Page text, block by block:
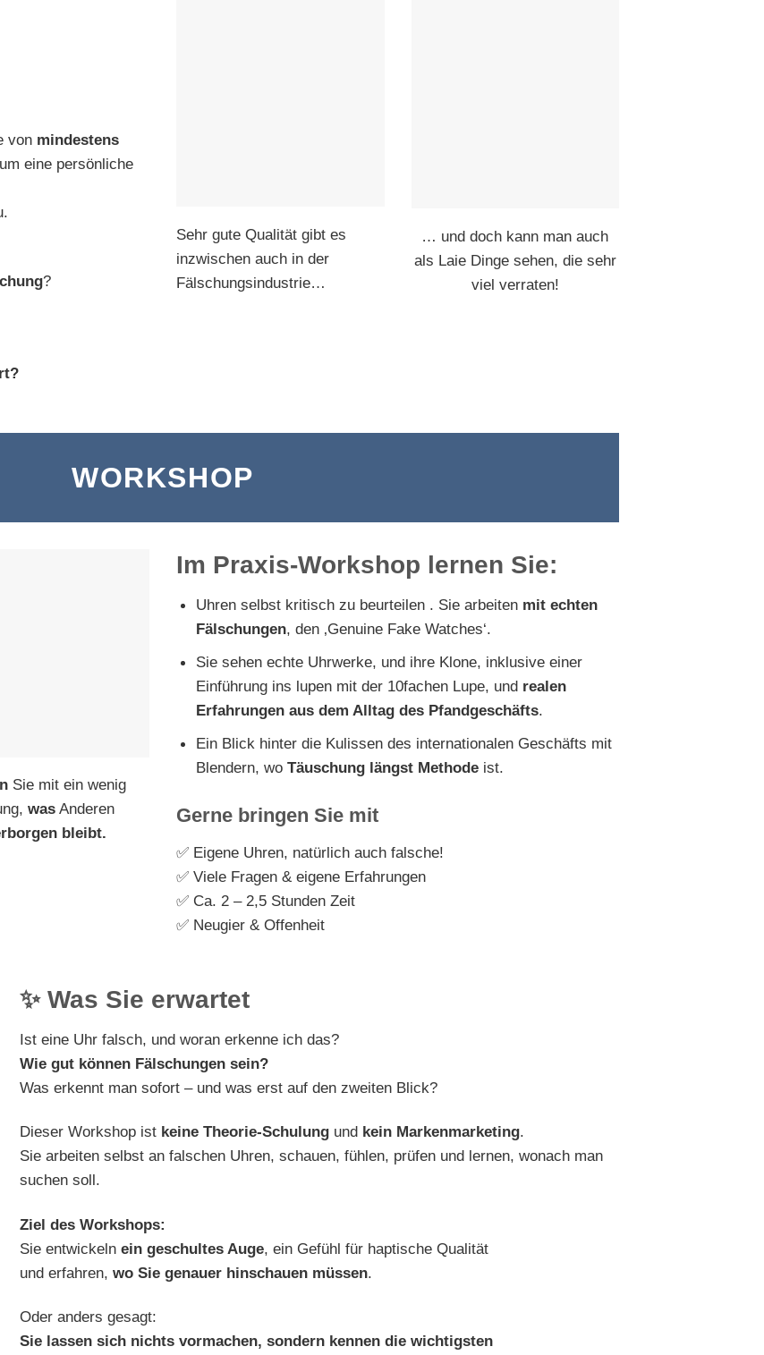
von mindestens
um eine persönliche
?
Sehr gute Qualität gibt es
inzwischen auch in der
Fälschungsindustrie…
… und doch kann man auch
als Laie Dinge sehen, die sehr
viel verraten!
WORKSHOP
Sie mit ein wenig
was Anderen
bleibt.
Im Praxis-Workshop lernen Sie:
Uhren selbst kritisch zu beurteilen . Sie arbeiten mit echten
Fälschungen, den ‚Genuine Fake Watches‘.
Sie sehen echte Uhrwerke, und ihre Klone, inklusive einer
Einführung ins lupen mit der 10fachen Lupe, und realen
Erfahrungen aus dem Alltag des Pfandgeschäfts.
Ein Blick hinter die Kulissen des internationalen Geschäfts mit
Blendern, woTäuschung längst Methode ist.
Gerne bringen Sie mit
✅ Eigene Uhren, natürlich auch falsche!
✅ Viele Fragen & eigene Erfahrungen
✅ Ca. 2 – 2,5 Stunden Zeit
✅ Neugier & Offenheit
✨ Was Sie erwartet
Ist eine Uhr falsch, und woran erkenne ich das?
Wie gut können Fälschungen sein?
Was erkennt man sofort – und was erst auf den zweiten Blick?
Dieser Workshop ist keine Theorie-Schulung und kein Markenmarketing.
Sie arbeiten selbst an falschen Uhren, schauen, fühlen, prüfen und lernen, wonach man
suchen soll.
Ziel des Workshops:
Sie entwickeln ein geschultes Auge, ein Gefühl für haptische Qualität
und erfahren, wo Sie genauer hinschauen müssen.
Oder anders gesagt:
Sie lassen sich nichts vormachen, sondern kennen die wichtigsten